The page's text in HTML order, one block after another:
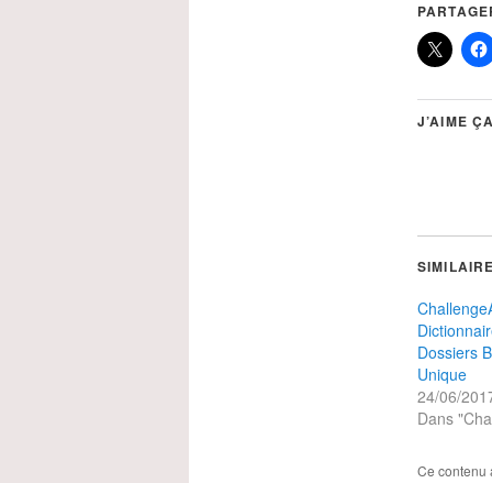
J’AIME
SIMILAIRE
Dossiers
Unique
24/06/
Dans
Ce contenu